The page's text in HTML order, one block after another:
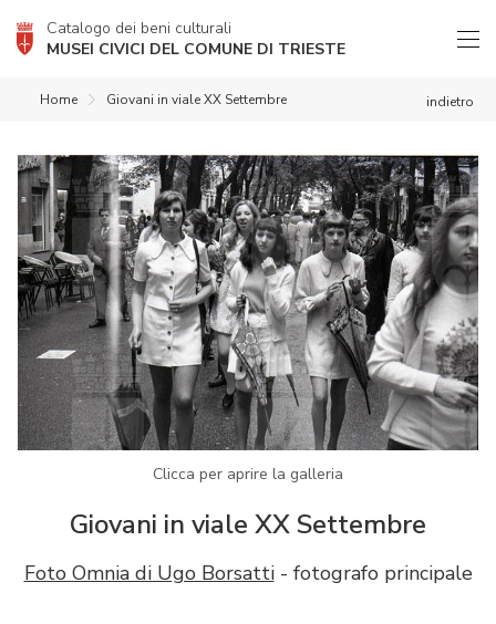
Catalogo dei beni culturali
MUSEI CIVICI DEL COMUNE DI TRIESTE
indietro
Home Giovani in viale XX Settembre
Clicca per aprire la galleria
Giovani in viale XX Settembre
Foto Omnia di Ugo Borsatti- fotografo principale